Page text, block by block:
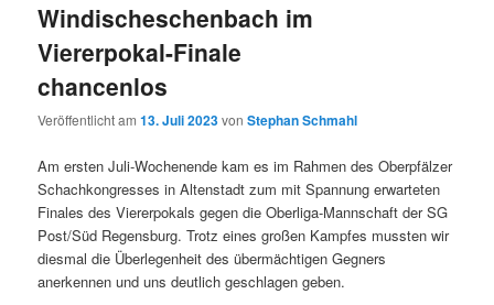
Windischeschenbach im
Viererpokal-Finale
chancenlos
Veröffentlicht am13. Juli 2023vonStephan Schmahl
Am ersten Juli-Wochenende kam es im Rahmen des Oberpfälzer
Schachkongresses in Altenstadt zum mit Spannung erwarteten
Finales des Viererpokals gegen die Oberliga-Mannschaft der SG
Post/Süd Regensburg. Trotz eines großen Kampfes mussten wir
diesmal die Überlegenheit des übermächtigen Gegners
anerkennen und uns deutlich geschlagen geben.